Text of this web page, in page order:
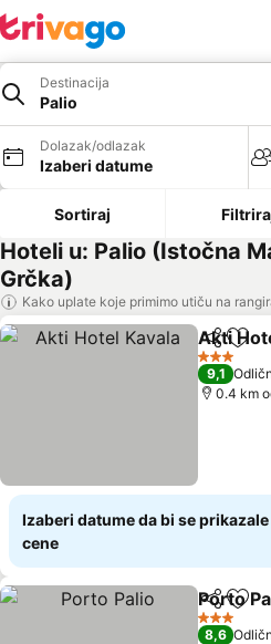
Destinacija
Palio
Dolazak/odlazak
Izaberi datume
Sortiraj
Hoteli u: Palio (Istočna
Grčka)
Kako uplate koje primimo utiču na
Deli
Akti
3 Zvezdice
9,1
0.4 km
Izaberi datume da bi se
cene
Deli
Porto
3 Zvezdice
8,6